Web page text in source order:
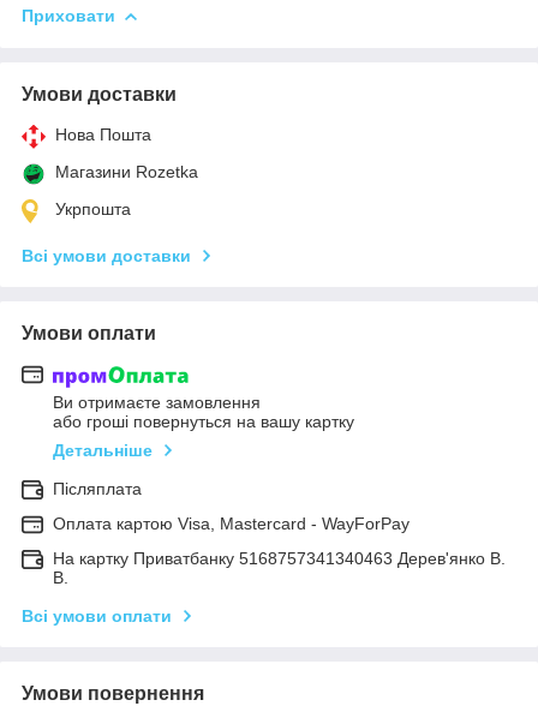
Приховати
Умови доставки
Нова Пошта
Магазини Rozetka
Укрпошта
Всі умови доставки
Умови оплати
Ви отримаєте замовлення
або гроші повернуться на вашу картку
Детальніше
Післяплата
Оплата картою Visa, Mastercard - WayForPay
На картку Приватбанку 5168757341340463 Дерев'янко В.
В.
Всі умови оплати
Умови повернення